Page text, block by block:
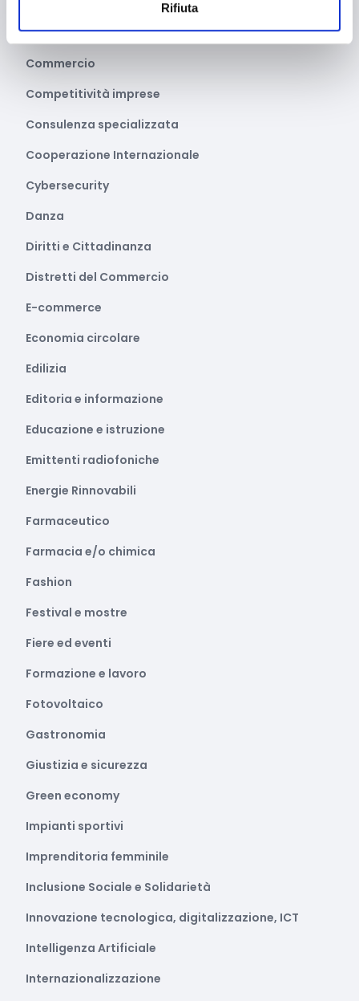
Rifiuta
Certificazioni
Commercio
Competitività imprese
Consulenza specializzata
Cooperazione Internazionale
Cybersecurity
Danza
Diritti e Cittadinanza
Distretti del Commercio
E-commerce
Economia circolare
Edilizia
Editoria e informazione
Educazione e istruzione
Emittenti radiofoniche
Energie Rinnovabili
Farmaceutico
Farmacia e/o chimica
Fashion
Festival e mostre
Fiere ed eventi
Formazione e lavoro
Fotovoltaico
Gastronomia
Giustizia e sicurezza
Green economy
Impianti sportivi
Imprenditoria femminile
Inclusione Sociale e Solidarietà
Innovazione tecnologica, digitalizzazione, ICT
Intelligenza Artificiale
Internazionalizzazione